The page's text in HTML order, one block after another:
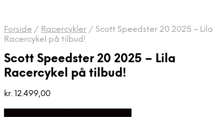
Forside / Racercykler / Scott Speedster 20 2025 – Lila
Racercykel på tilbud!
Scott Speedster 20 2025 – Lila
Racercykel på tilbud!
kr. 12.499,00